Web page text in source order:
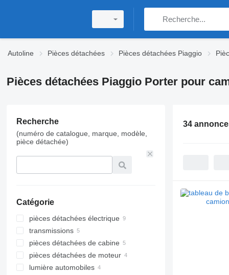
Autoline Pièces détachées Pièces détachées Piaggio
Pièces détachées Piaggio Porter pour
Recherche
(numéro de catalogue, marque, modèle,
pièce détachée)
Catégorie
pièces détachées électrique
tableaux de bord
commutateurs de colonne de
transmissions
boîtes de vitesses
différentiels
pièces détachées de cabine
portes
sièges
pièces détachées de moteur
moteurs
lumière automobiles
34